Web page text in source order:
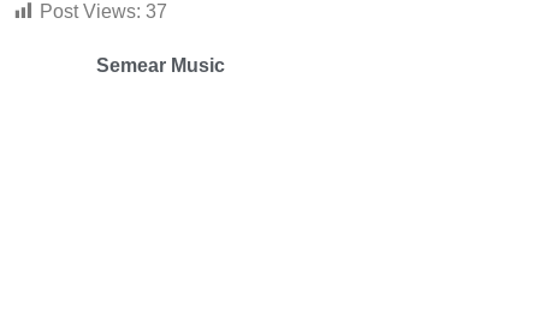
Post Views: 37
Semear Music